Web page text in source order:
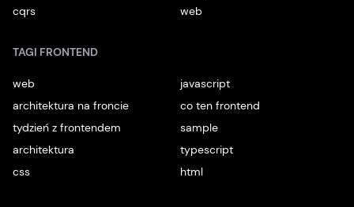
cqrs
web
TAGI FRONTEND
web
javascript
architektura na froncie
co ten frontend
tydzień z frontendem
sample
architektura
typescript
css
html